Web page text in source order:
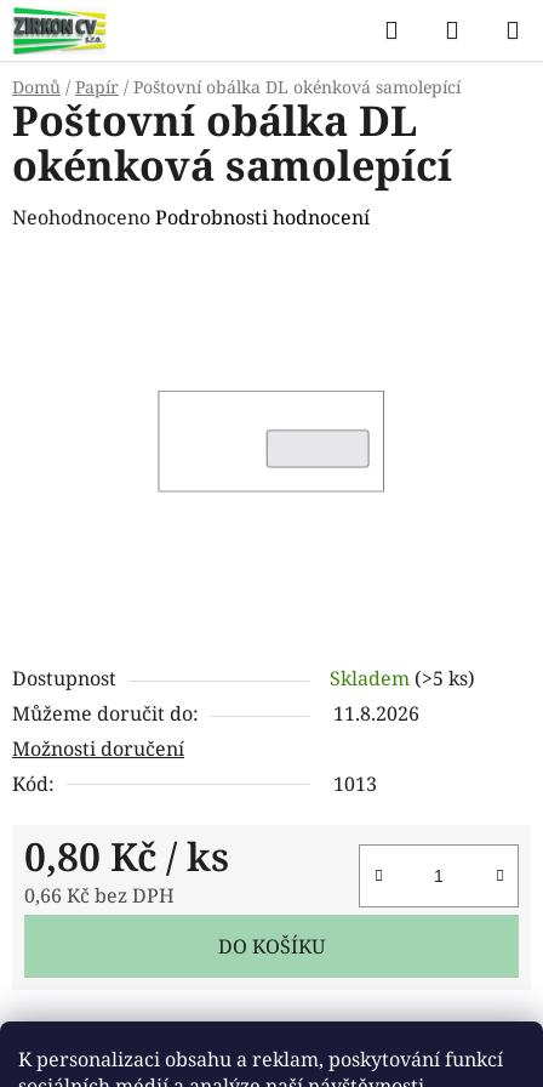
K personalizaci obsahu a reklam, poskytování funkcí
Přejít
na
obsah
Hledat
KOŠÍK
Domů / Papír / Poštovní obálka DL okénková samolepící
Dostupnost Skladem (>5 ks)
Můžeme doručit do:
11.8.2026
Možnosti doručení
Kód:
1013
0,80 Kč / ks
0,66 Kč bez DPH
DO KOŠÍKU
Poštovní obálka DL
okénková samolepící
Průměrné
NeohodnocenoPodrobnosti hodnocení